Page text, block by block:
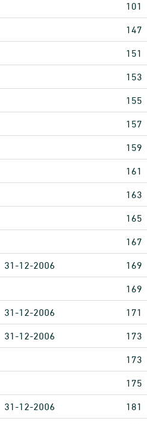
101
147
151
153
155
157
159
161
163
165
167
31-12-2006 169
169
31-12-2006 171
31-12-2006 173
173
175
31-12-2006 181